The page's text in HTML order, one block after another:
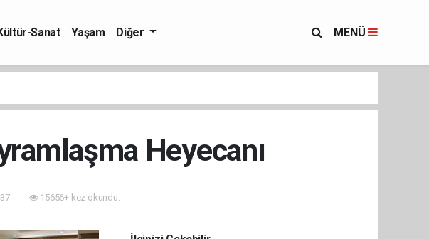
Sanat Yaşam Diğer MENÜ
Heyecanı
15656+ kez okundu.